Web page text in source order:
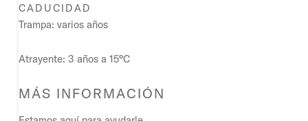
CADUCIDAD
Trampa: varios años
Atrayente: 3 años a 15°C
MÁS INFORMACIÓN